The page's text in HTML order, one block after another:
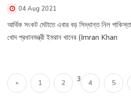
04 Aug 2021
আর্থিক সংকট মেটাতে এবার বড় সিদ্ধান্ত নিল
খোদ প্রধানমন্ত্রী ইমরান খানের (Imran Khan
« 1 2 3 4 5